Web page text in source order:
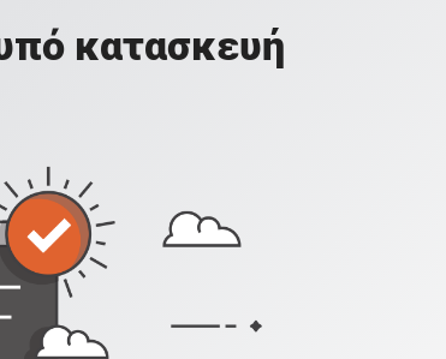
κατασκευή